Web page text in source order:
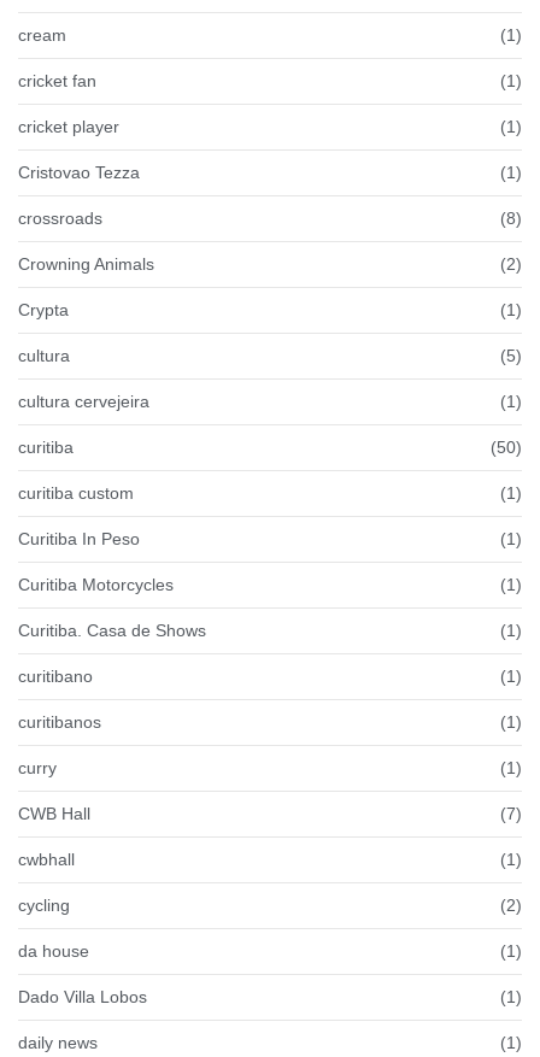
cream (1)
cricket fan (1)
cricket player (1)
Cristovao Tezza (1)
crossroads (8)
Crowning Animals (2)
Crypta (1)
cultura (5)
cultura cervejeira (1)
curitiba (50)
curitiba custom (1)
Curitiba In Peso (1)
Curitiba Motorcycles (1)
Curitiba. Casa de Shows (1)
curitibano (1)
curitibanos (1)
curry (1)
CWB Hall (7)
cwbhall (1)
cycling (2)
da house (1)
Dado Villa Lobos (1)
daily news (1)